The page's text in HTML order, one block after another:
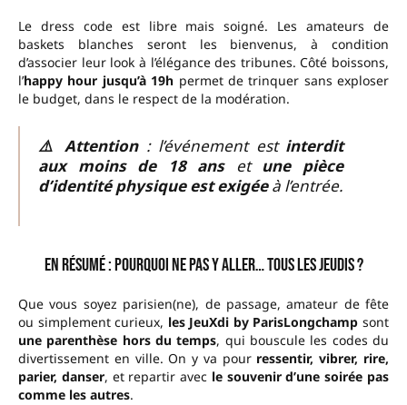
Le dress code est libre mais soigné. Les amateurs de
baskets blanches seront les bienvenus, à condition
d’associer leur look à l’élégance des tribunes. Côté boissons,
l’happy hour jusqu’à 19h permet de trinquer sans exploser
le budget, dans le respect de la modération.
⚠️ Attention: l’événement est interdit
aux moins de 18 anset une pièce
d’identité physique est exigéeà l’entrée.
En résumé : pourquoi ne pas y aller… tous les jeudis ?
Que vous soyez parisien(ne), de passage, amateur de fête
ou simplement curieux, les JeuXdi by ParisLongchamp sont
une parenthèse hors du temps, qui bouscule les codes du
divertissement en ville. On y va pour ressentir, vibrer, rire,
parier, danser, et repartir avec le souvenir d’une soirée pas
comme les autres.